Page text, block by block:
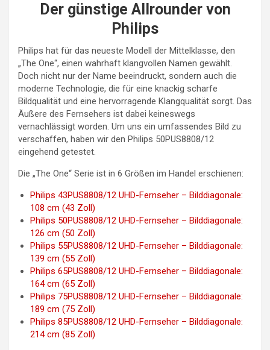
Der günstige Allrounder von
Philips
Philips hat für das neueste Modell der Mittelklasse, den
„The One“, einen wahrhaft klangvollen Namen gewählt.
Doch nicht nur der Name beeindruckt, sondern auch die
moderne Technologie, die für eine knackig scharfe
Bildqualität und eine hervorragende Klangqualität sorgt. Das
Äußere des Fernsehers ist dabei keineswegs
vernachlässigt worden. Um uns ein umfassendes Bild zu
verschaffen, haben wir den Philips 50PUS8808/12
eingehend getestet.
Die „The One“ Serie ist in 6 Größen im Handel erschienen:
Philips 43PUS8808/12 UHD-Fernseher – Bilddiagonale:
108 cm (43 Zoll)
Philips 50PUS8808/12 UHD-Fernseher – Bilddiagonale:
126 cm (50 Zoll)
Philips 55PUS8808/12 UHD-Fernseher – Bilddiagonale:
139 cm (55 Zoll)
Philips 65PUS8808/12 UHD-Fernseher – Bilddiagonale:
164 cm (65 Zoll)
Philips 75PUS8808/12 UHD-Fernseher – Bilddiagonale:
189 cm (75 Zoll)
Philips 85PUS8808/12 UHD-Fernseher – Bilddiagonale:
214 cm (85 Zoll)